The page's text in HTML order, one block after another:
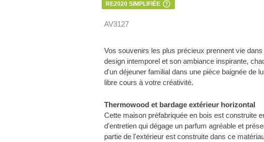
RE2020 SIMPLIFIÉE
AV3127
Vos souvenirs les plus précieux prennent vie
design intemporel et son ambiance inspirante,
d'un déjeuner familial dans une pièce baignée de
libre cours à votre créativité.
Thermowood et bardage extérieur horizontal
Cette maison préfabriquée en bois est construite
d'entretien qui dégage un parfum agréable et
partie de l'extérieur est construite dans ce